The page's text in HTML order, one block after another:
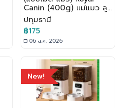
Canin (400g) แม่แมว ลูก
แมว แมวโต ถึงแมวอายุ 7+
ขึ้นไป
ปทุมธานี
฿175
06 ส.ค. 2026
New!